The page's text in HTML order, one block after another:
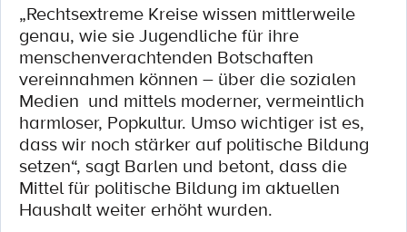
„Rechtsextreme Kreise wissen mittlerweile
genau, wie sie Jugendliche für ihre
menschenverachtenden Botschaften
vereinnahmen können – über die sozialen
Medien und mittels moderner, vermeintlich
harmloser, Popkultur. Umso wichtiger ist es,
dass wir noch stärker auf politische Bildung
setzen“, sagt Barlen und betont, dass die
Mittel für politische Bildung im aktuellen
Haushalt weiter erhöht wurden.